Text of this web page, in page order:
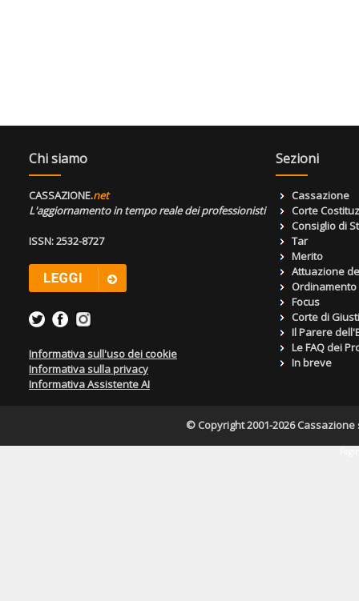
Chi siamo
CASSAZIONE.net
L'aggiornamento in tempo reale dei professionisti
ISSN: 2532-8727
Informativa sull'uso dei cookie
Informativa sulla privacy
Informativa Assistente AI
Sezioni
Cassazione
Corte
Consiglio di
Tar
Merito
Attuazione
Focus
Corte di
Il Parere
Le FAQ dei
In breve
© Copyright 2001-2026 Cassazione